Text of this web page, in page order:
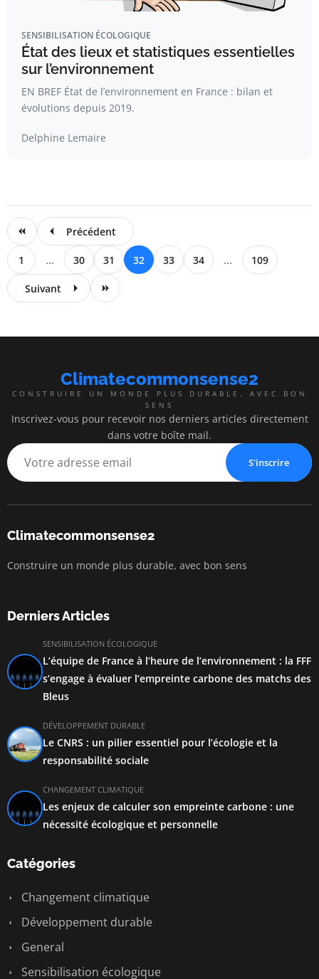
SENSIBILISATION ÉCOLOGIQUE
État des lieux et statistiques essentielles
sur l’environnement
EN BREF État de l’environnement en France : bilan et
évolutions depuis 2019.
Delphine Lemaire
Précédent
1 ... 30 31 32 33 34 ... 109
Suivant
Climatecommonsense2
CONSTRUIRE UN MONDE PLUS DURABLE, AVEC BON
SENS
Inscrivez-vous pour recevoir nos derniers articles directement
dans votre boîte mail.
S'inscrire
Climatecommonsense2
Construire un monde plus durable, avec bon sens
Derniers Articles
SENSIBILISATION ÉCOLOGIQUE
L’équipe de France à l’heure de l’environnement : la FFF
s’engage à évaluer l’empreinte carbone des matchs des
Bleus
DÉVELOPPEMENT DURABLE
Le CNRS : un pilier essentiel pour l’écologie et la
responsabilité sociale
CHANGEMENT CLIMATIQUE
Les enjeux de calculer son empreinte carbone : une
nécessité écologique et personnelle
Catégories
Changement climatique
Développement durable
General
Sensibilisation écologique